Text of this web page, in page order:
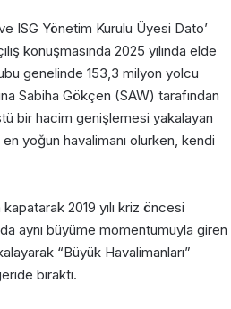
ISG Yönetim Kurulu Üyesi Dato’
konuşmasında 2025 yılında elde
genelinde 153,3 milyon yolcu
Sabiha Gökçen (SAW) tarafından
bir hacim genişlemesi yakalayan
yoğun havalimanı olurken, kendi
2019 yılı kriz öncesi
aynı büyüme momentumuyla giren
“Büyük Havalimanları”
bıraktı.